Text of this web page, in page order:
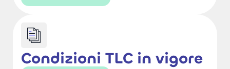
Condizioni TLC in vigore